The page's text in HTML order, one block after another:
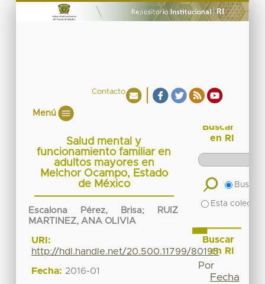
Contacto
Menú
Salud mental y
funcionamiento familiar en
adultos mayores en
Melchor Ocampo, Estado
de México
Escalona Pérez, Brisa;
RUIZ
MARTINEZ, ANA OLIVIA
URI:
http://hdl.handle.net/20.500.11799/80195
Fecha: 2016-01
Buscar
en RI
Buscar
Esta
Buscar
en RI
Por
Fecha